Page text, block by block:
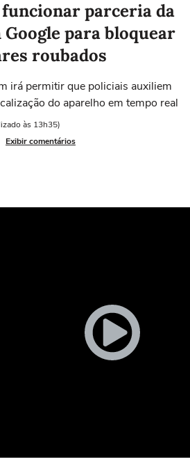
parceria da
Google para bloquear
roubados
irá permitir que policiais auxiliem
do aparelho em tempo real
às 13h35)
Exibir comentários